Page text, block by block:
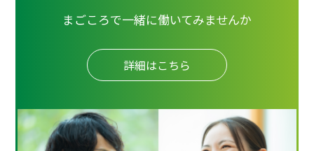
まごころで一緒に働いてみませんか
詳細はこちら